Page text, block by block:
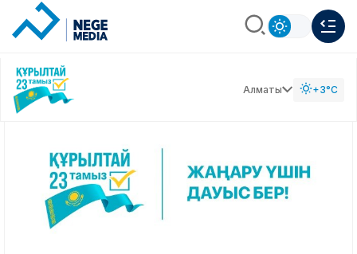
Алматы +3°C